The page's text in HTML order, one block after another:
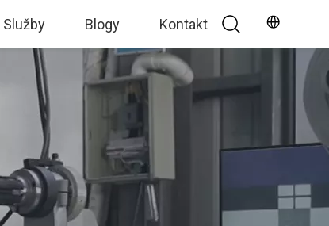
Služby Blogy Kontakt